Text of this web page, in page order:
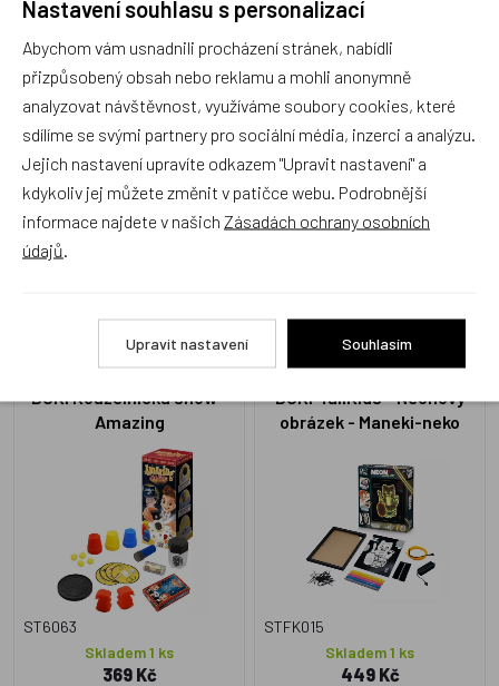
Incredible
ST6065
Wondering
ST6064
BUKI Kouzelnická show -
Amazing
ST6063
Skladem 1 ks
369 Kč
BUKI 4allKids - Neonový
obrázek - Maneki-neko
STFK015
Skladem 1 ks
449 Kč
Nastavení souhlasu s personalizací
Abychom vám usnadnili procházení stránek, nabídli
přizpůsobený obsah nebo reklamu a mohli anonymně
analyzovat návštěvnost, využíváme soubory cookies, které
sdílíme se svými partnery pro sociální média, inzerci a analýzu.
Jejich nastavení upravíte odkazem "Upravit nastavení" a
kdykoliv jej můžete změnit v patičce webu. Podrobnější
informace najdete v našich Zásadách ochrany osobních
údajů
Upravit nastavení Souhlasím